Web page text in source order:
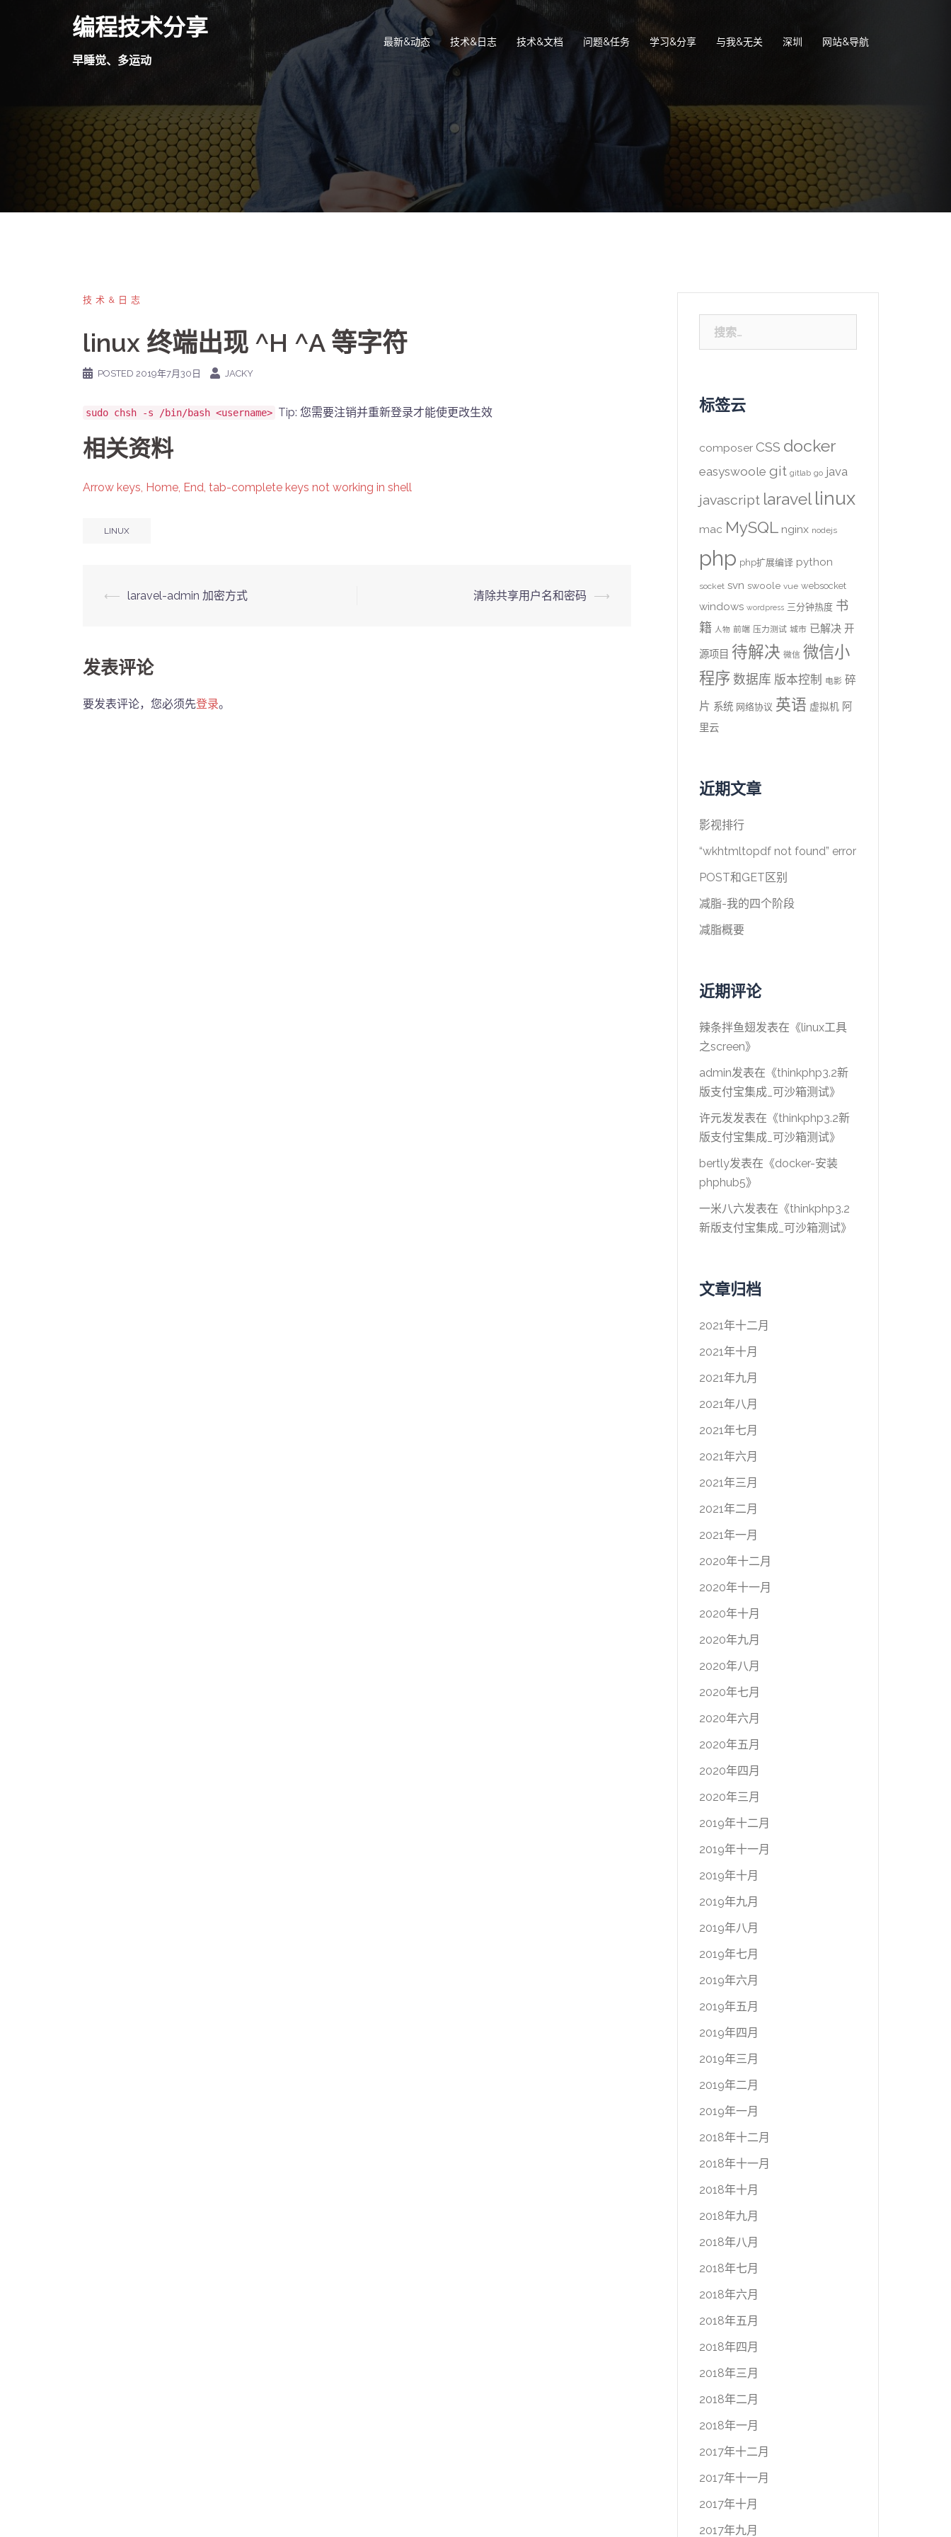
编程技术分享
早睡觉、多运动
最新&动态 技术&日志 技术&文档 问题&任务 学习&分享 与我&无关 深圳 网站&导航
技术&日志
linux 终端出现 ^H ^A 等字符
POSTED 2019年7月30日 JACKY
sudo chsh -s /bin/bash <username> Tip: 您需要注销并重新登录才能使更改生效
相关资料
Arrow keys, Home, End, tab-complete keys not working in shell
LINUX
Post
⟵ laravel-admin 加密方式 清除共享用户名和密码 ⟶
发表评论
要发表评论，您必须先登录。
索：
标签云
composer CSS docker
easyswoole git gitlab go java
javascript laravel linux
mac MySQL nginx nodejs
php php扩展编译 python
socket svn swoole vue websocket
windows wordpress 三分钟热度 书
籍 人物 前端 压力测试 城市 已解决 开
源项目 待解决 微信 微信小
程序 数据库 版本控制 电影 碎
片 系统 网络协议 英语 虚拟机 阿
里云
近期文章
影视排行
“wkhtmltopdf not found” error
POST和GET区别
减脂-我的四个阶段
减脂概要
近期评论
辣条拌鱼翅发表在《linux工具
之screen》
admin发表在《thinkphp3.2新
版支付宝集成_可沙箱测试》
许元发发表在《thinkphp3.2新
版支付宝集成_可沙箱测试》
bertly发表在《docker-安装
phphub5》
一米八六发表在《thinkphp3.2
新版支付宝集成_可沙箱测试》
文章归档
2021年十二月
2021年十月
2021年九月
2021年八月
2021年七月
2021年六月
2021年三月
2021年二月
2021年一月
2020年十二月
2020年十一月
2020年十月
2020年九月
2020年八月
2020年七月
2020年六月
2020年五月
2020年四月
2020年三月
2019年十二月
2019年十一月
2019年十月
2019年九月
2019年八月
2019年七月
2019年六月
2019年五月
2019年四月
2019年三月
2019年二月
2019年一月
2018年十二月
2018年十一月
2018年十月
2018年九月
2018年八月
2018年七月
2018年六月
2018年五月
2018年四月
2018年三月
2018年二月
2018年一月
2017年十二月
2017年十一月
2017年十月
2017年九月